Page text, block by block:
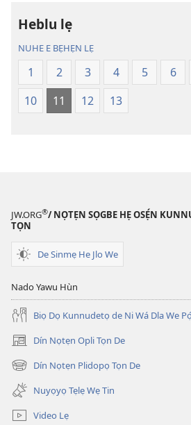
Heblu lẹ
NUHE E BẸHẸN LẸ
1 2 3 4 5 6
10
11 12 13
JW.ORG®/ NỌTẸN SỌGBE HẸ OSẸ́N
TỌN
De Sinmẹ He Jlo We
Nado Yawu Hùn
Biọ Dọ Kunnudetọ de Ni Wá Dla We
Dín Nọtẹn Opli Tọn De
(opens
new
window)
Dín Nọtẹn Plidopọ Tọn De
(opens
new
window)
Nuyọyọ Tẹlẹ Wẹ Tin
Video Lẹ